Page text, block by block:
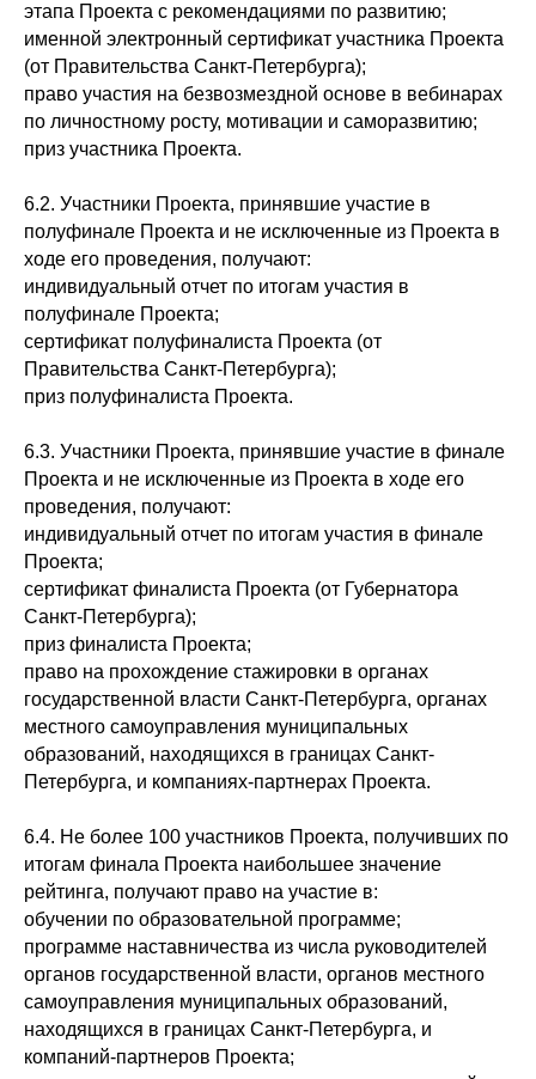
этапа Проекта с рекомендациями по развитию;
именной электронный сертификат участника Проекта
(от Правительства Санкт-Петербурга);
право участия на безвозмездной основе в вебинарах
по личностному росту, мотивации и саморазвитию;
приз участника Проекта.
6.2. Участники Проекта, принявшие участие в
полуфинале Проекта и не исключенные из Проекта в
ходе его проведения, получают:
индивидуальный отчет по итогам участия в
полуфинале Проекта;
сертификат полуфиналиста Проекта (от
Правительства Санкт-Петербурга);
приз полуфиналиста Проекта.
6.3. Участники Проекта, принявшие участие в финале
Проекта и не исключенные из Проекта в ходе его
проведения, получают:
индивидуальный отчет по итогам участия в финале
Проекта;
сертификат финалиста Проекта (от Губернатора
Санкт-Петербурга);
приз финалиста Проекта;
право на прохождение стажировки в органах
государственной власти Санкт-Петербурга, органах
местного самоуправления муниципальных
образований, находящихся в границах Санкт-
Петербурга, и компаниях-партнерах Проекта.
6.4. Не более 100 участников Проекта, получивших по
итогам финала Проекта наибольшее значение
рейтинга, получают право на участие в:
обучении по образовательной программе;
программе наставничества из числа руководителей
органов государственной власти, органов местного
самоуправления муниципальных образований,
находящихся в границах Санкт-Петербурга, и
компаний-партнеров Проекта;